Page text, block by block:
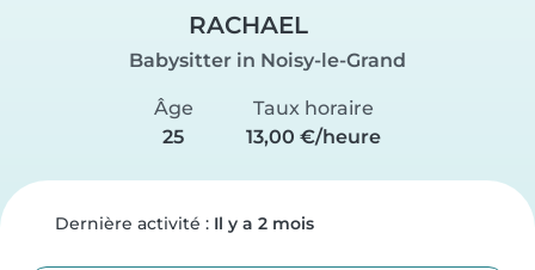
RACHAEL
Babysitter in Noisy-le-Grand
Âge
25
Taux horaire
13,00 €/heure
Dernière activité : Il y a 2 mois